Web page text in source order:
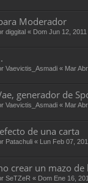
Moderador
diggital « Dom Jun 12,
Vaevictis_Asmadi « Mar
generador de
Vaevictis_Asmadi « Mar
de una carta
Patachuli « Lun Feb 07,
crear un mazo de
SeTZeR « Dom Ene 16,